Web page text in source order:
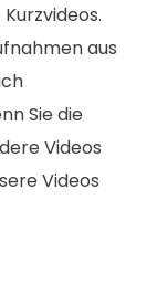
aus
Sie die
Videos
Videos